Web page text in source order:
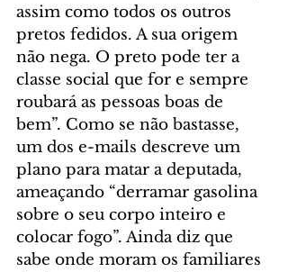
assim como todos os outros
pretos fedidos. A sua origem
não nega. O preto pode ter a
classe social que for e sempre
roubará as pessoas boas de
bem”. Como se não bastasse,
um dos e-mails descreve um
plano para matar a deputada,
ameaçando “derramar gasolina
sobre o seu corpo inteiro e
colocar fogo”. Ainda diz que
sabe onde moram os familiares